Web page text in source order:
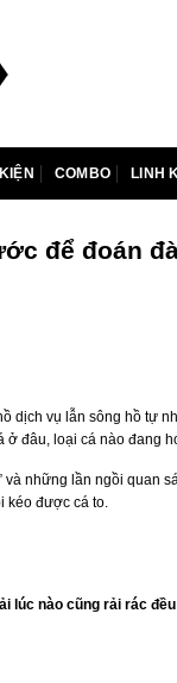
COMBO LINH
để đoán
dịch vụ lẫn sông hồ tự
ở đâu, loại cá nào đang
những lần ngồi quan
kéo được cá to.
lúc nào cũng rải rác